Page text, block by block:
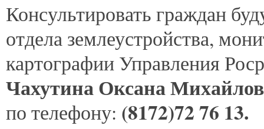
Консультировать граждан
отдела землеустройства,
картографии Управления
Чахутина Оксана
по телефону: (8172)72 76 13.